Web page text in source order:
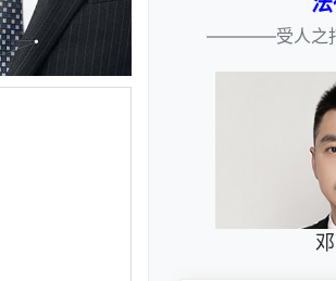
————受人之